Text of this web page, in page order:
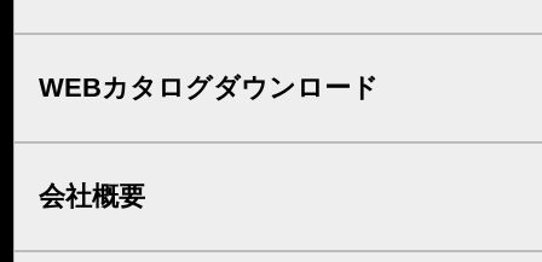
WEBカタログダウンロード
会社概要